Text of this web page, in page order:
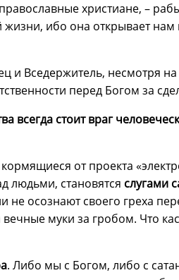
христиане, –
ибо она открывает
и Вседержитель, несмотря
перед Богом за
всегда стоит враг
от проекта
людьми, становятся слугами
не осознают своего греха
муки за гробом. Что
. Либо мы с Богом, либо с